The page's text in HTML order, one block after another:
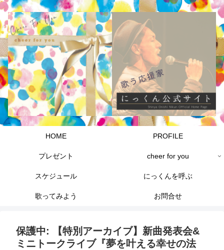
HOME PROFILE
プレゼント cheer for you
スケジュール にっくんを呼ぶ
歌ってみよう お問合せ
保護中: 【特別アーカイブ】新曲発表会&
ミニトークライブ『夢を叶える幸せの法